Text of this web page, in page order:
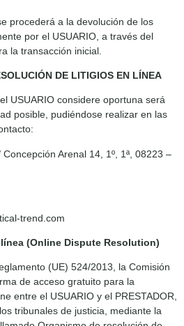
procederá a la devolución de los
por el USUARIO, a través del
la transacción inicial.
DE LITIGIOS EN LÍNEA
USUARIO considere oportuna será
posible, pudiéndose realizar en las
Arenal 14, 1º, 1ª, 08223 –
trend.com
(Online Dispute Resolution)
(UE) 524/2013, la Comisión
de acceso gratuito para la
entre el USUARIO y el PRESTADOR,
tribunales de justicia, mediante la